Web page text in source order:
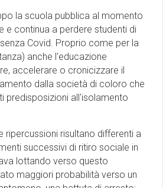
la scuola pubblica al momento
e continua a perdere studenti di
Covid. Proprio come per la
anche l'educazione
accelerare o cronicizzare il
dalla società di coloro che
predisposizioni all'isolamento
ripercussioni risultano differenti a
successivi di ritiro sociale in
lottando verso questo
maggiori probabilità verso un